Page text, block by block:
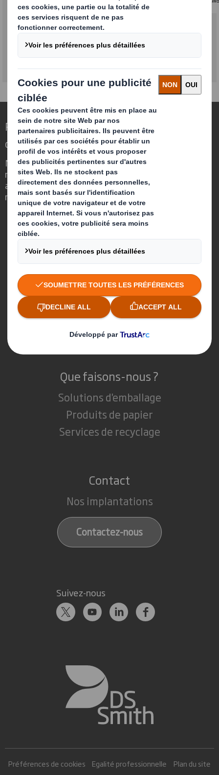
données, veuillez consulter notre politique de confidentialité
Repenser l’emballage pour un monde qui
change
Nous faisons la différence parce que
nous avons su voir en quoi l'emballage
avait un rôle important à jouer dans le
monde qui nous entoure.
Qui sommes-nous ?
A propos
Investisseurs
Développement durable
Actualité
Que faisons-nous ?
Solutions d'emballage
Produits de papier
Services de recyclage
Contact
Nos implantations
Contactez-nous
Suivez-nous
Préférences de cookies Egalité professionnelle
Plan du site